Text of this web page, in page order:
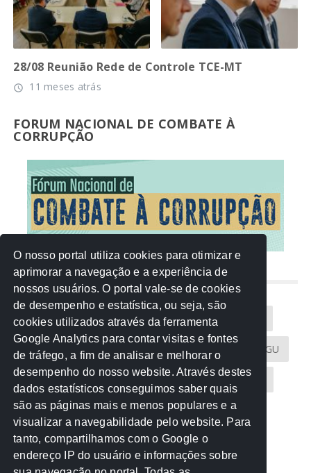
28/08 Reunião Rede de Controle TCE-MT
access_time 11 meses atrás
FORUM NACIONAL DE COMBATE À
CORRUPÇÃO
NUVEM DE TAGS
Acontece na Rede AGU AMM
Atricon Audicom CAU-MT CGU
CREA-MT Eventos MPC-MT MPE-MT
MPF Notícias PF PGE-MT PGR
Receita Federal Sem categoria
O nosso portal utiliza cookies para otimizar e
aprimorar a navegação e a experiência de
nossos usuários. O portal vale-se de cookies
de desempenho e estatística, ou seja, são
cookies utilizados através da ferramenta
Google Analytics para contar visitas e fontes
de tráfego, a fim de analisar e melhorar o
desempenho do nosso website. Através destes
dados estatísticos conseguimos saber quais
são as páginas mais e menos populares e a
visualizar a navegabilidade pelo website. Para
tanto, compartilhamos com o Google o
endereço IP do usuário e informações sobre